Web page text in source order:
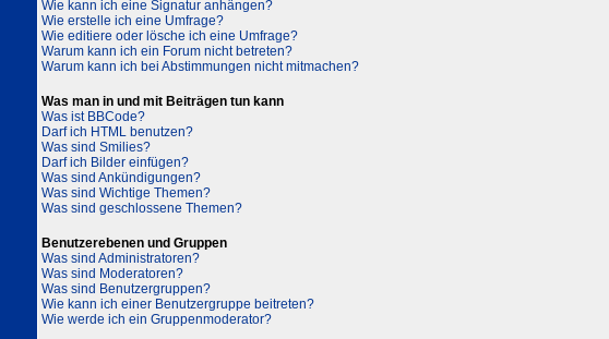
Wie kann ich eine Signatur anhängen?
Wie erstelle ich eine Umfrage?
Wie editiere oder lösche ich eine Umfrage?
Warum kann ich ein Forum nicht betreten?
Warum kann ich bei Abstimmungen nicht mitmachen?
Was man in und mit Beiträgen tun kann
Was ist BBCode?
Darf ich HTML benutzen?
Was sind Smilies?
Darf ich Bilder einfügen?
Was sind Ankündigungen?
Was sind Wichtige Themen?
Was sind geschlossene Themen?
Benutzerebenen und Gruppen
Was sind Administratoren?
Was sind Moderatoren?
Was sind Benutzergruppen?
Wie kann ich einer Benutzergruppe beitreten?
Wie werde ich ein Gruppenmoderator?